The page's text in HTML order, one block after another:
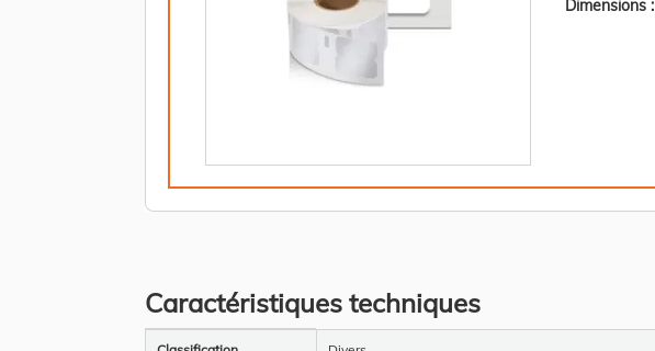
Dimensions :
Caractéristiques techniques